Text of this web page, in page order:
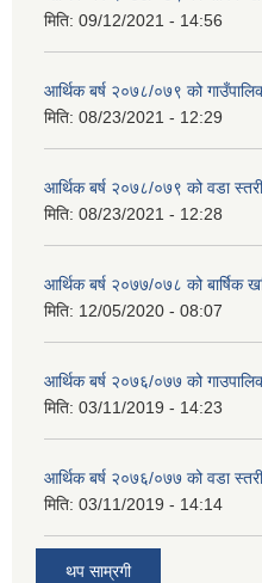
मिति: 09/12/2021 - 14:56
आर्थिक बर्ष २०७८/०७९ को
मिति: 08/23/2021 - 12:29
आर्थिक बर्ष २०७८/०७९ को वडा
मिति: 08/23/2021 - 12:28
आर्थिक बर्ष २०७७/०७८ को बार्षिक
मिति: 12/05/2020 - 08:07
आर्थिक बर्ष २०७६/०७७ को
मिति: 03/11/2019 - 14:23
आर्थिक बर्ष २०७६/०७७ को वडा
मिति: 03/11/2019 - 14:14
थप साम्रगी